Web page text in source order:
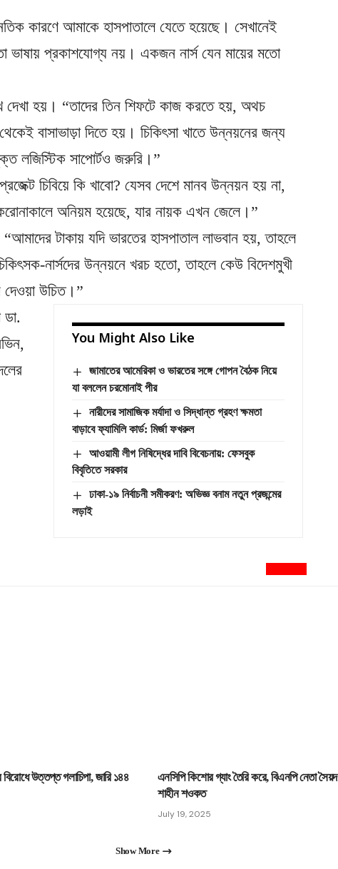
কারণে আমাকে হাসপাতালে যেতে হয়েছে। সেখানেই
ভাষায় প্রকাশযোগ্য নয়। একজন নার্স যেন মায়ের মতো
দেখা হয়। “তাদের তিন শিফটে কাজ করতে হয়, অথচ
বাসাভাড়া দিতে হয়। চিকিৎসা খাতে উন্নয়নের জন্য
লজিস্টিক সাপোর্টও জরুরি।”
চিবিয়ে কি খাবো? যেসব দেশে মানব উন্নয়ন হয় না,
অনিয়ম হয়েছে, যার নায়ক এখন জেলে।”
“আমাদের টাকায় যদি ভারতের হাসপাতাল লাভবান হয়, তাহলে
নার্সদের উন্নয়নে খরচ হতো, তাহলে কেউ বিদেশমুখী
দেওয়া উচিত।”
You Might Also Like
জামাতের আমেরিকা ও ভারতের সঙ্গে গোপন বৈঠক নিয়ে
যা বললেন চরমোনাই পীর
নারীদের সামাজিক মর্যাদা ও সিদ্ধান্ত গ্রহণ ক্ষমতা
বাড়াবে ফ্যামিলি কার্ড: মির্জা ফখরুল
আওয়ামী লীগ নিষিদ্ধের দাবি বিবেচনায়: ফেসবুক
বিবৃতিতে সরকার
ঢাকা-১৯ নির্বাচনী সমীকরণ: অভিজ্ঞ বনাম নতুন প্রজন্মের
লড়াই
উত্তপ্ত গলাচিপা, জারি ১৪৪
এনসিপি কিশোর গ্যাং তৈরি করে, বিএনপি নেতা সৈয়দ
শাহীন শওকত
July 19, 2025
Show More